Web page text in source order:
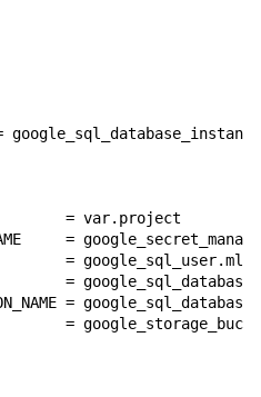
= var.project
=
=
=
=
=